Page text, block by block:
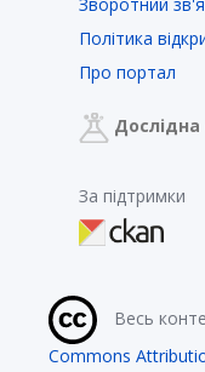
Політика
Про портал
Дослідна
За підтримки
Весь
Commons